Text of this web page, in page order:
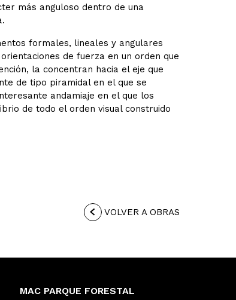
más anguloso dentro de una
formales, lineales y angulares
de fuerza en un orden que
la concentran hacia el eje que
de tipo piramidal en el que se
andamiaje en el que los
de todo el orden visual construido
VOLVER A OBRAS
MAC PARQUE FORESTAL